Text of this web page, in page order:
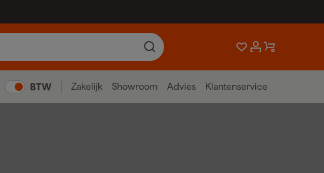
BTW Zakelijk Showroom Advies Klantenservice